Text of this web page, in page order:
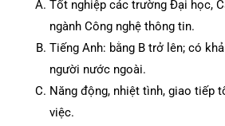
Tốt nghiệp các trường Đại học,
ngành Công nghệ thông tin.
Tiếng Anh: bằng B trở lên; có
người nước ngoài.
Năng động, nhiệt tình, giao tiếp
việc.